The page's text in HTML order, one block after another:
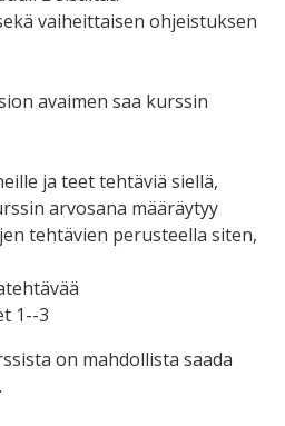
vaiheittaisen ohjeistuksen
avaimen saa kurssin
ja teet tehtäviä siellä,
arvosana määräytyy
tehtävien perusteella siten,
1--3
on mahdollista saada